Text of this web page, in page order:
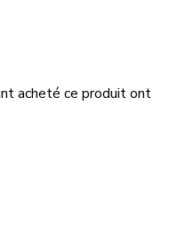
acheté ce produit ont